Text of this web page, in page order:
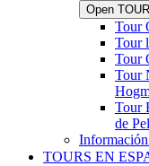
Open
Tour
Tour
Tour
Tour
Tour
de
TOURS EN